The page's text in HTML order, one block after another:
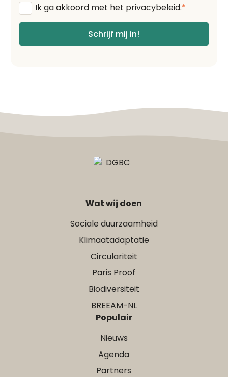
Algemene
voorwaarden
Ik ga akkoord met het privacybeleid.*
Schrijf mij in!
Wat wij doen
Sociale duurzaamheid
Klimaatadaptatie
Circulariteit
Paris Proof
Biodiversiteit
BREEAM-NL
Populair
Nieuws
Agenda
Partners